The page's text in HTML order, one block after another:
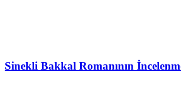
Sinekli Bakkal Romanının